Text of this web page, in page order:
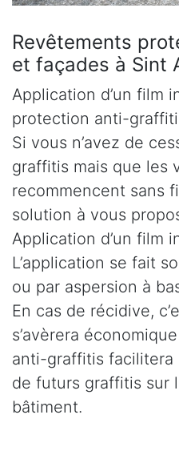
Revêtements
et façades à Sint
Application d’un film
protection anti-
Si vous n’avez de
graffitis mais que les
recommencent sans
solution à vous
Application d’un film
L’application se fait
ou par aspersion à
En cas de récidive,
s’avèrera
anti-graffitis
de futurs graffitis sur
bâtiment.